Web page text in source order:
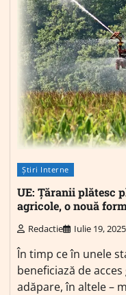
Știri Interne
UE: Țăranii plătesc
agricole, o nouă
Redactie Iulie 19, 2025
În timp ce în unele
beneficiază de
adăpare, în altele –